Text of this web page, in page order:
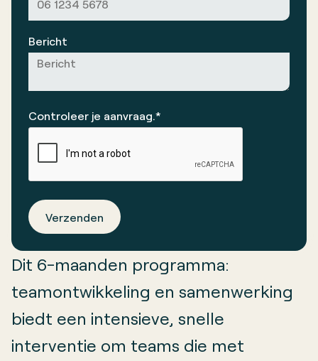
Dit 6-maanden programma:
teamontwikkeling en samenwerking
biedt een intensieve, snelle
interventie om teams die met
Bericht
Controleer je aanvraag.*
Verzenden